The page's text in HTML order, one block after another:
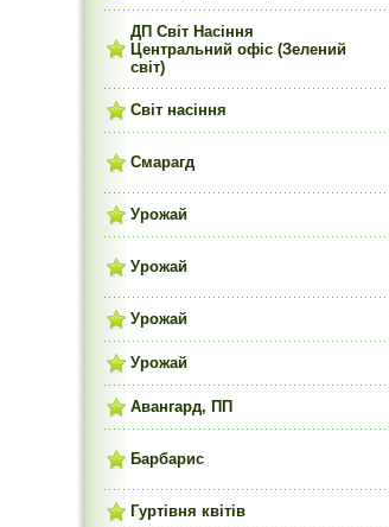
ДП Світ Насіння
Центральний офіс (Зелений
світ)
Світ насіння
Смарагд
Урожай
Урожай
Урожай
Урожай
Авангард, ПП
Барбарис
Гуртівня квітів